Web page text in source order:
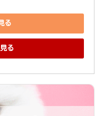
る
る